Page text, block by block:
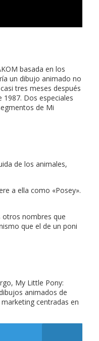
basada en los
un dibujo animado no
tres meses después
Dos especiales
de Mi
de los animales,
a ella como «Posey».
otros nombres que
que el de un poni
My Little Pony:
animados de
centradas en